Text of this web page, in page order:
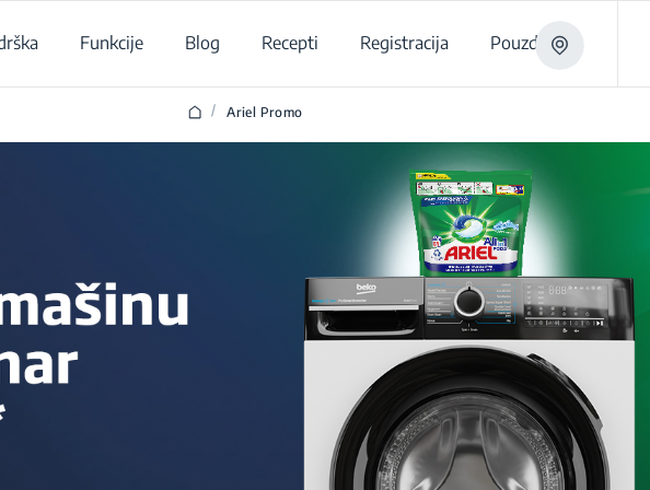
Funkcije Blog Recepti Registracija Pouzdano
/ Ariel Promo